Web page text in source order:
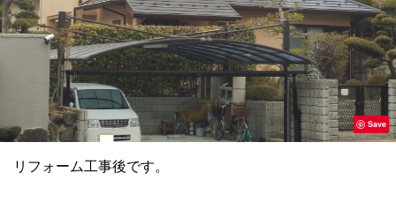
Save
リフォーム工事後です。